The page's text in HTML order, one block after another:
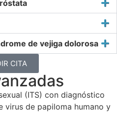
de vejiga dolorosa
CITA
(ITS) con diagnóstico
virus de papiloma humano y